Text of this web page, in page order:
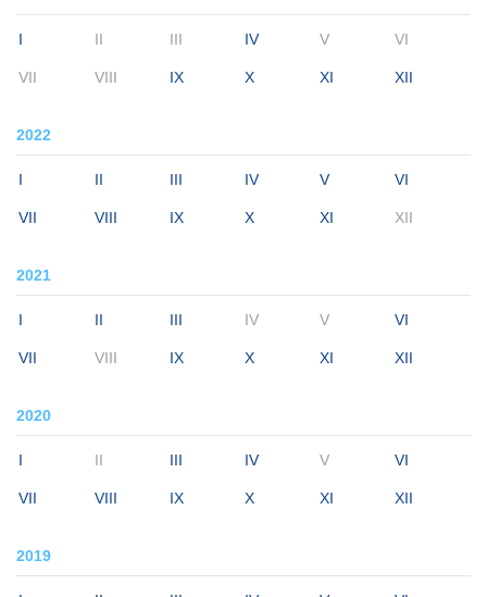
I II III IV V VI
VII VIII IX X XI XII
2022
I II III IV V VI
VII VIII IX X XI XII
2021
I II III IV V VI
VII VIII IX X XI XII
2020
I II III IV V VI
VII VIII IX X XI XII
2019